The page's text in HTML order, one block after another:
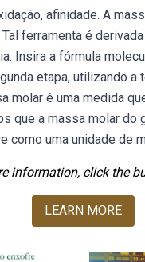
afinidade. A
ferramenta é
Insira a fórmula
etapa, utilizando
é uma medida
que a massa molar
como uma unidade de
information, click the
LEARN MORE